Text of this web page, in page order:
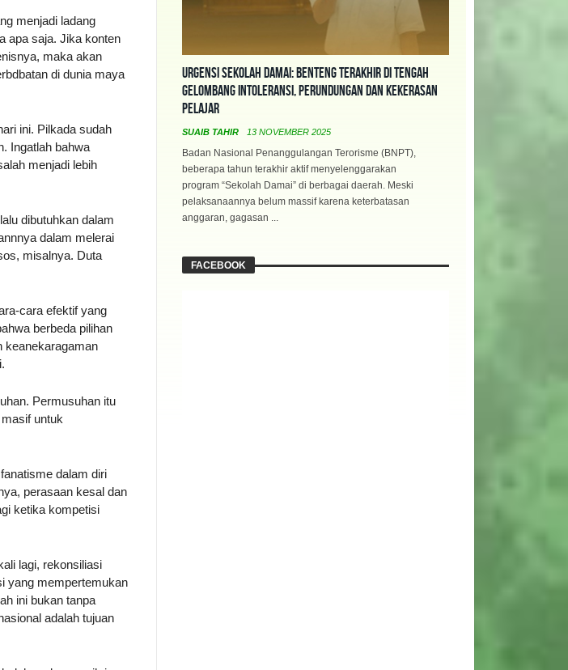
menjadi ladang
apa saja. Jika konten
maka akan
di dunia maya
ini. Pilkada sudah
Ingatlah bahwa
menjadi lebih
dibutuhkan dalam
dalam melerai
misalnya. Duta
cara efektif yang
berbeda pilihan
keanekaragaman
Permusuhan itu
untuk
dalam diri
perasaan kesal dan
ketika kompetisi
lagi, rekonsiliasi
yang mempertemukan
ini bukan tanpa
adalah tujuan
Urgensi Sekolah Damai: Benteng Terakhir di Tengah
Gelombang Intoleransi, Perundungan dan Kekerasan
Pelajar
SUAIB TAHIR 13 NOVEMBER 2025
Badan Nasional Penanggulangan Terorisme (BNPT),
beberapa tahun terakhir aktif menyelenggarakan
program “Sekolah Damai” di berbagai daerah. Meski
pelaksanaannya belum massif karena keterbatasan
anggaran, gagasan ...
FACEBOOK